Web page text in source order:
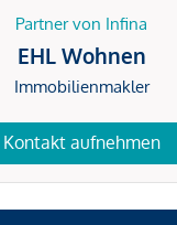
Partner von Infina
EHL Wohnen
Immobilienmakler
Kontakt aufnehmen